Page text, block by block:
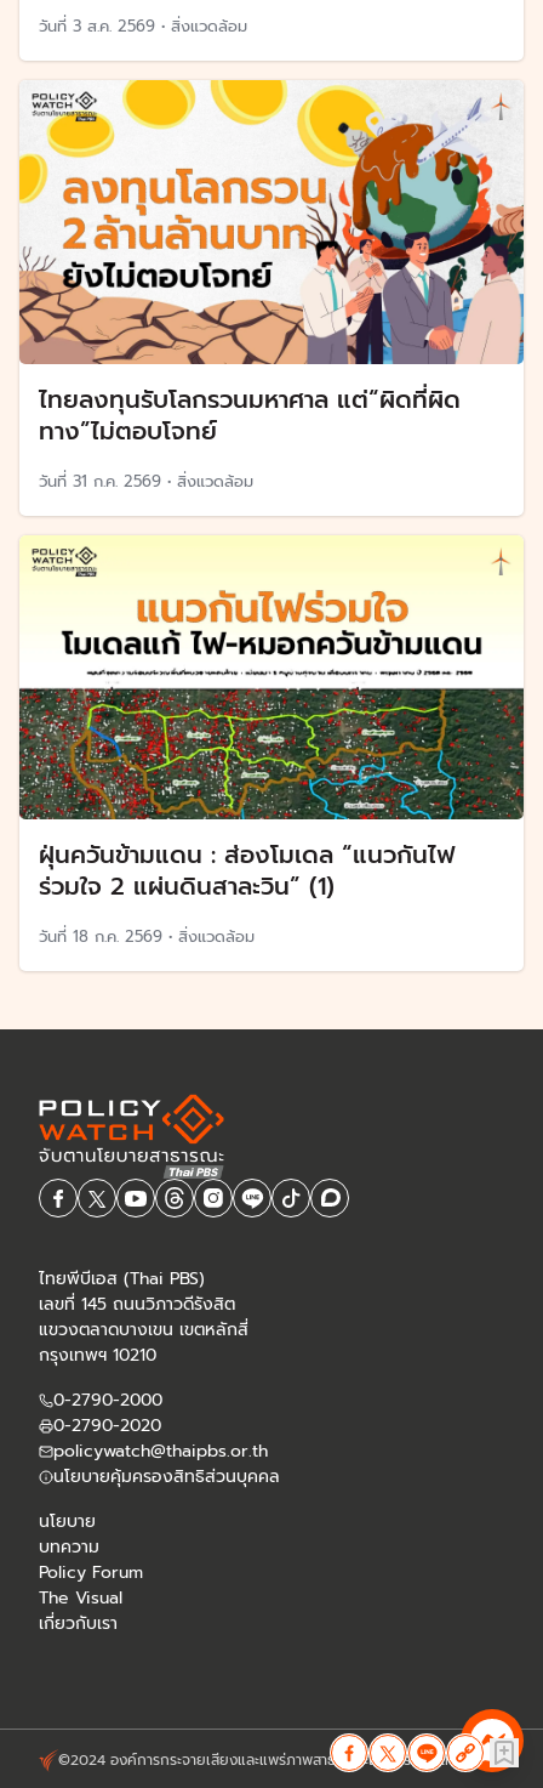
วันที่ 3 ส.ค. 2569 • สิ่งแวดล้อม
ไทยลงทุนรับโลกรวนมหาศาล แต่“ผิดที่ผิด
ทาง”ไม่ตอบโจทย์
วันที่ 31 ก.ค. 2569 • สิ่งแวดล้อม
ฝุ่นควันข้ามแดน : ส่องโมเดล “แนวกันไฟ
ร่วมใจ 2 แผ่นดินสาละวิน” (1)
วันที่ 18 ก.ค. 2569 • สิ่งแวดล้อม
ไทยพีบีเอส (Thai PBS)
เลขที่ 145 ถนนวิภาวดีรังสิต
แขวงตลาดบางเขน เขตหลักสี่
กรุงเทพฯ 10210
0-2790-2000
0-2790-2020
policywatch@thaipbs.or.th
นโยบายคุ้มครองสิทธิส่วนบุคคล
นโยบาย
บทความ
Policy Forum
The Visual
เกี่ยวกับเรา
©2024 องค์การกระจายเสียงและแพร่ภาพสาธารณะแห่งประเทศไทย